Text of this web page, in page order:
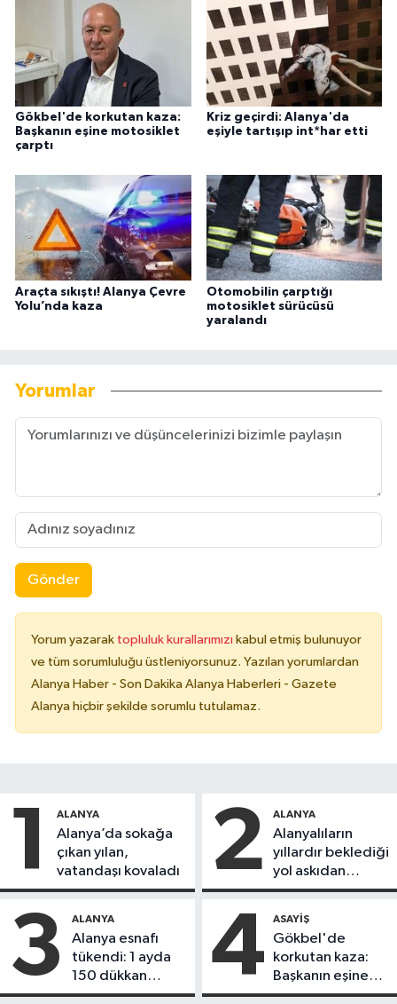
Gökbel'de korkutan kaza:
Başkanın eşine motosiklet
çarptı
Kriz geçirdi: Alanya'da
eşiyle tartışıp int*har etti
Araçta sıkıştı! Alanya Çevre
Yolu’nda kaza
Otomobilin çarptığı
motosiklet sürücüsü
yaralandı
Yorumlar
Gönder
Yorum yazarak topluluk kurallarımızı kabul etmiş bulunuyor
ve tüm sorumluluğu üstleniyorsunuz. Yazılan yorumlardan
Alanya Haber - Son Dakika Alanya Haberleri - Gazete
Alanya hiçbir şekilde sorumlu tutulamaz.
1 ALANYA
Alanya’da sokağa
çıkan yılan,
vatandaşı kovaladı
2 ALANYA
Alanyalıların
yıllardır beklediği
yol askıdan
döndü
3 ALANYA
Alanya esnafı
tükendi: 1 ayda
150 dükkan
kapandı
4 ASAYIŞ
Gökbel'de
korkutan kaza:
Başkanın eşine
motosiklet çarptı